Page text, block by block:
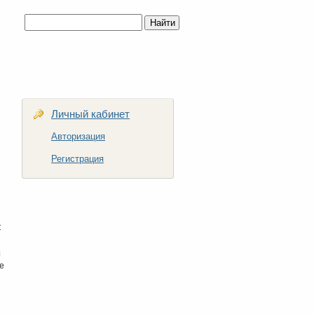
Личный кабинет
Авторизация
Регистрация